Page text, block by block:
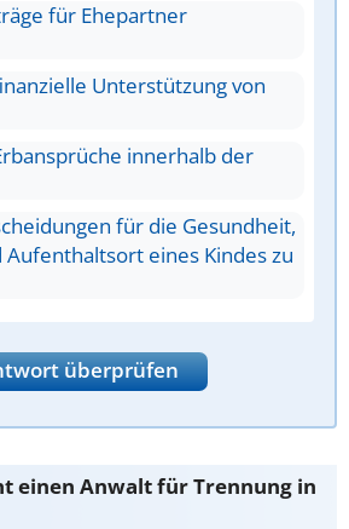
für Ehepartner
Unterstützung von
innerhalb der
für die Gesundheit,
Aufenthaltsort eines Kindes zu
überprüfen
einen Anwalt für Trennung in